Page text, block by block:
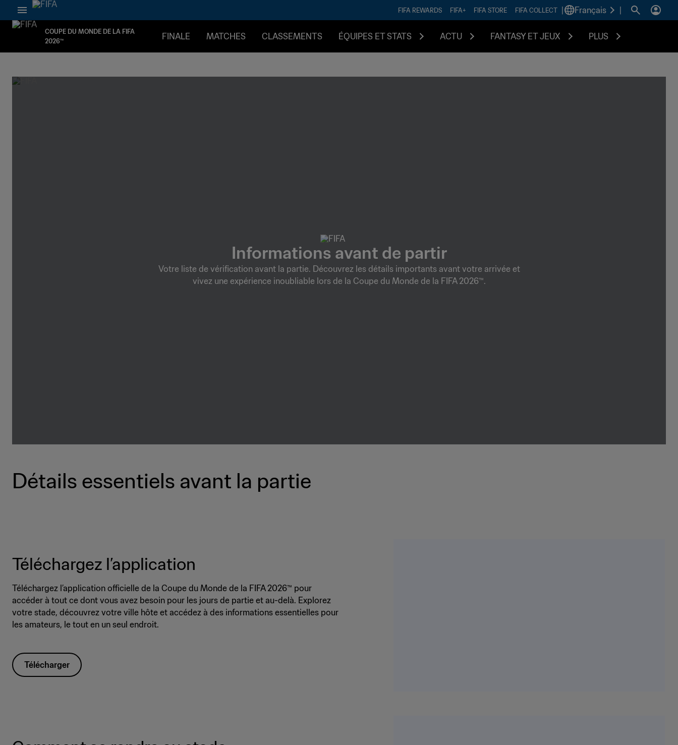
FIFA REWARDS FIFA+ FIFA STORE FIFA COLLECT Français
COUPE DU MONDE DE LA FIFA
2026™
FINALE MATCHES CLASSEMENTS ÉQUIPES ET STATS ACTU FANTASY ET JEUX PLUS
Informations avant de partir
Votre liste de vérification avant la partie. Découvrez les détails importants avant votre arrivée et
vivez une expérience inoubliable lors de la Coupe du Monde de la FIFA 2026™.
Détails essentiels avant la partie
Téléchargez l’application
Téléchargez l’application officielle de la Coupe du Monde de la FIFA 2026™ pour
accéder à tout ce dont vous avez besoin pour les jours de partie et au-delà. Explorez
votre stade, découvrez votre ville hôte et accédez à des informations essentielles pour
les amateurs, le tout en un seul endroit.
Télécharger